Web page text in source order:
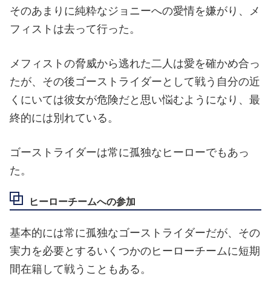
そのあまりに純粋なジョニーへの愛情を嫌がり、メ
フィストは去って行った。
メフィストの脅威から逃れた二人は愛を確かめ合っ
たが、その後ゴーストライダーとして戦う自分の近
くにいては彼女が危険だと思い悩むようになり、最
終的には別れている。
ゴーストライダーは常に孤独なヒーローでもあっ
た。
ヒーローチームへの参加
基本的には常に孤独なゴーストライダーだが、その
実力を必要とするいくつかのヒーローチームに短期
間在籍して戦うこともある。